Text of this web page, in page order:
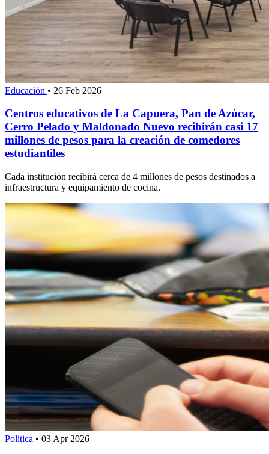
Educación • 26 Feb 2026
Centros educativos de La Capuera, Pan de Azúcar,
Cerro Pelado y Maldonado Nuevo recibirán casi 17
millones de pesos para la creación de comedores
estudiantiles
Cada institución recibirá cerca de 4 millones de pesos destinados a
infraestructura y equipamiento de cocina.
Política • 03 Apr 2026